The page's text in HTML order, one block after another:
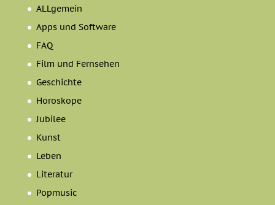
ALLgemein
Apps und Software
FAQ
Film und Fernsehen
Geschichte
Horoskope
Jubilee
Kunst
Leben
Literatur
Popmusic